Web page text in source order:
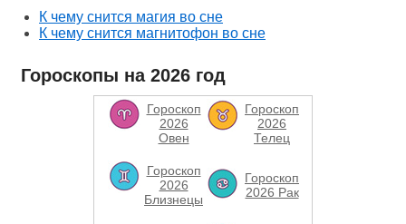
К чему снится магия во сне
К чему снится магнитофон во сне
Гороскопы на 2026 год
Гороскоп
2026
Овен
Гороскоп
2026
Телец
Гороскоп
2026
Близнецы
Гороскоп
2026 Рак